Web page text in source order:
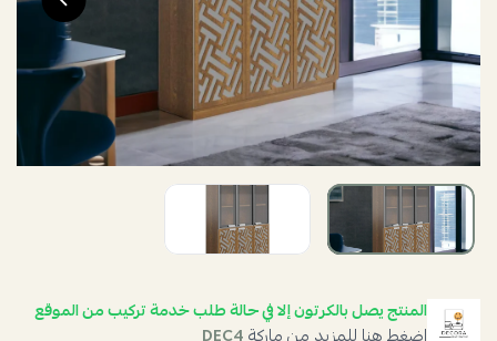
المنتج يصل بالكرتون إلا في حالة طلب خدمة تركيب من الموقع